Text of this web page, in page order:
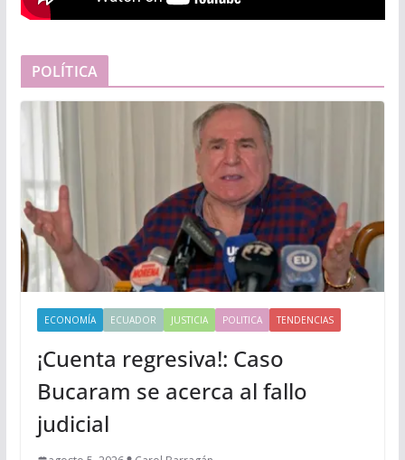
POLÍTICA
ECONOMÍA ECUADOR JUSTICIA POLITICA TENDENCIAS
¡Cuenta regresiva!: Caso
Bucaram se acerca al fallo
judicial